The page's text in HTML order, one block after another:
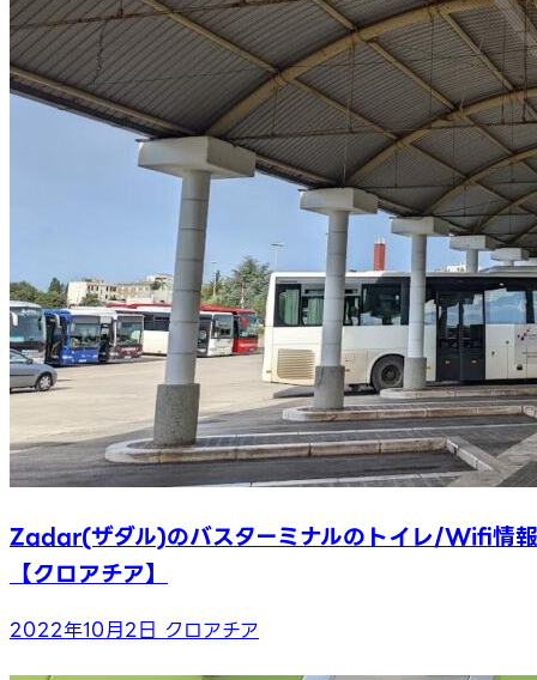
Zadar(ザダル)のバスターミナルのトイレ/Wifi情報
【クロアチア】
2022年10月2日 クロアチア